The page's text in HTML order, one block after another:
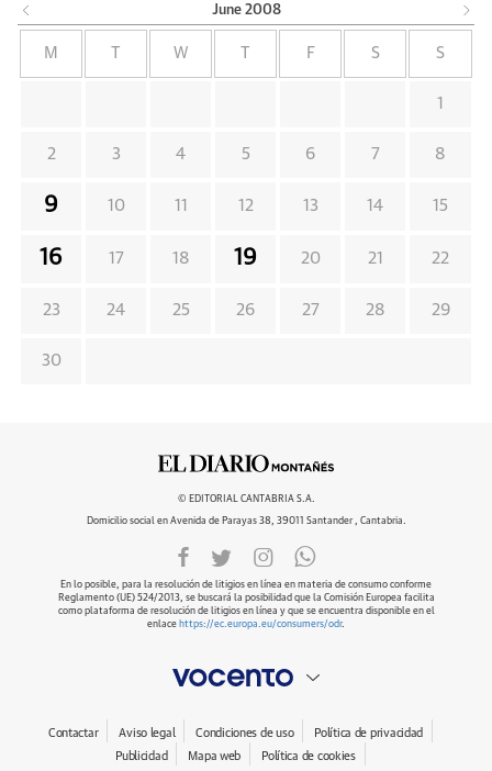
June 2008
M W F S S
1
2 3 4 5 6 7 8
9 10 11 12 13 14 15
16 17 18 19 20 21 22
23 24 25 26 27 28 29
30
© EDITORIAL CANTABRIA S.A.
Domicilio social en Avenida de Parayas 38, 39011 Santander , Cantabria.
En lo posible, para la resolución de litigios en línea en materia de consumo conforme
Reglamento (UE) 524/2013, se buscará la posibilidad que la Comisión Europea facilita
como plataforma de resolución de litigios en línea y que se encuentra disponible en el
enlace https://ec.europa.eu/consumers/odr.
Contactar Aviso legal Condiciones de uso
Política de privacidad
Publicidad
Mapa web Política de cookies